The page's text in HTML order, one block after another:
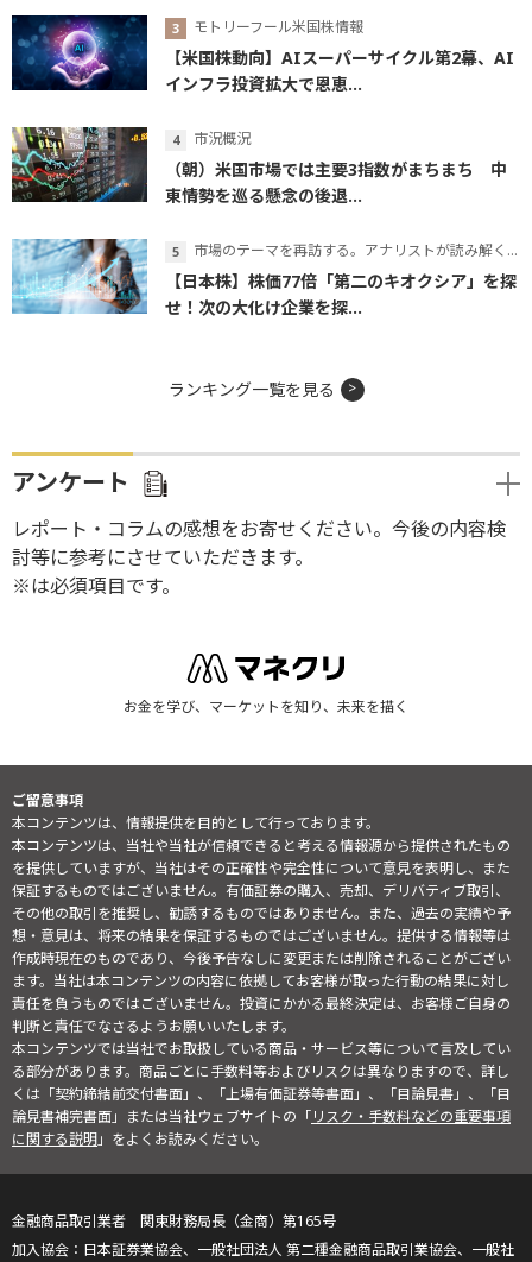
モトリーフール米国株情報
【米国株動向】AIスーパーサイクル第2幕、AI
インフラ投資拡大で恩恵...
市況概況
（朝）米国市場では主要3指数がまちまち 中
東情勢を巡る懸念の後退...
市場のテーマを再訪する。アナリストが読み解くテーマの本質
【日本株】株価77倍「第二のキオクシア」を探
せ！次の大化け企業を探...
ランキング一覧を見る
アンケート
レポート・コラムの感想をお寄せください。今後の内容検
討等に参考にさせていただきます。
※は必須項目です。
お金を学び、マーケットを知り、未来を描く
ご留意事項
本コンテンツは、情報提供を目的として行っております。
本コンテンツは、当社や当社が信頼できると考える情報源から提供されたもの
を提供していますが、当社はその正確性や完全性について意見を表明し、また
保証するものではございません。有価証券の購入、売却、デリバティブ取引、
その他の取引を推奨し、勧誘するものではありません。また、過去の実績や予
想・意見は、将来の結果を保証するものではございません。提供する情報等は
作成時現在のものであり、今後予告なしに変更または削除されることがござい
ます。当社は本コンテンツの内容に依拠してお客様が取った行動の結果に対し
責任を負うものではございません。投資にかかる最終決定は、お客様ご自身の
判断と責任でなさるようお願いいたします。
本コンテンツでは当社でお取扱している商品・サービス等について言及してい
る部分があります。商品ごとに手数料等およびリスクは異なりますので、詳し
くは「契約締結前交付書面」、「上場有価証券等書面」、「目論見書」、「目
論見書補完書面」または当社ウェブサイトの「リスク・手数料などの重要事項
に関する説明」をよくお読みください。
金融商品取引業者 関東財務局長（金商）第165号
日本証券業協会、一般社団法人 第二種金融商品取引業協会、一般社